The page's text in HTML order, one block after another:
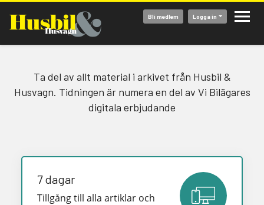
huvudinnehåll
Bli medlem Logga in
Ta del av allt material i arkivet från Husbil &
Husvagn. Tidningen är numera en del av Vi Bilägares
digitala erbjudande
7 dagar
Tillgång till alla artiklar och